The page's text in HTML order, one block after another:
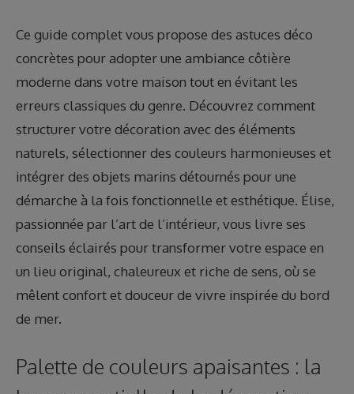
Ce guide complet vous propose des astuces déco
concrètes pour adopter une ambiance côtière
moderne dans votre maison tout en évitant les
erreurs classiques du genre. Découvrez comment
structurer votre décoration avec des éléments
naturels, sélectionner des couleurs harmonieuses et
intégrer des objets marins détournés pour une
démarche à la fois fonctionnelle et esthétique. Élise,
passionnée par l’art de l’intérieur, vous livre ses
conseils éclairés pour transformer votre espace en
un lieu original, chaleureux et riche de sens, où se
mêlent confort et douceur de vivre inspirée du bord
de mer.
Palette de couleurs apaisantes : la